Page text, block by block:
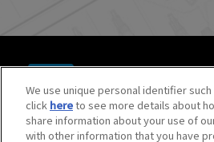
© BANDAI SPIRITS
©創通・サンライズ ©創通
©SOTSU・SUNRISE
©Nintendo・Creatures・
©Pokémon. ©Nintendo/
We use unique personal identifier
click hereto see more details about
share information about your use of
with other information that you have